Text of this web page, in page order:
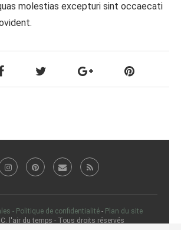
molestias excepturi sint occaecati
- Politique de confidentialité- Plan du site
l'air du temps - Tous droits réservés